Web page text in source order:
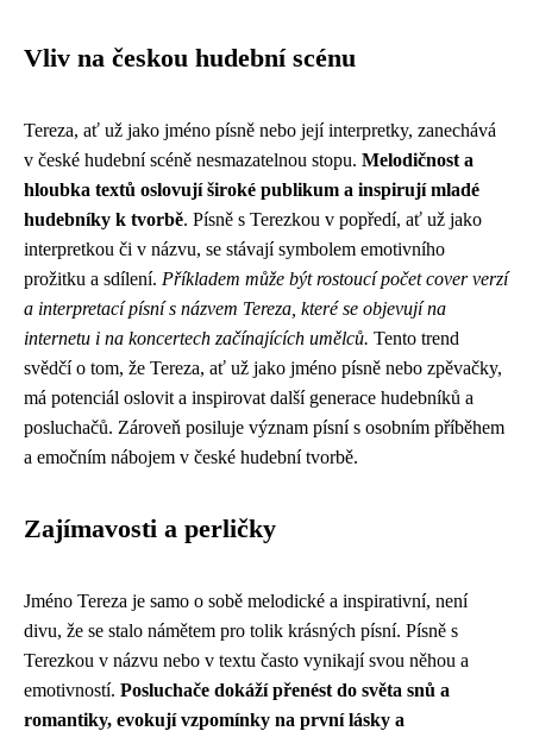
Vliv na českou hudební scénu
Tereza, ať už jako jméno písně nebo její interpretky, zanechává
v české hudební scéně nesmazatelnou stopu. Melodičnost a
hloubka textů oslovují široké publikum a inspirují mladé
hudebníky k tvorbě. Písně s Terezkou v popředí, ať už jako
interpretkou či v názvu, se stávají symbolem emotivního
prožitku a sdílení. Příkladem může být rostoucí počet cover verzí
a interpretací písní s názvem Tereza, které se objevují na
internetu i na koncertech začínajících umělců. Tento trend
svědčí o tom, že Tereza, ať už jako jméno písně nebo zpěvačky,
má potenciál oslovit a inspirovat další generace hudebníků a
posluchačů. Zároveň posiluje význam písní s osobním příběhem
a emočním nábojem v české hudební tvorbě.
Zajímavosti a perličky
Jméno Tereza je samo o sobě melodické a inspirativní, není
divu, že se stalo námětem pro tolik krásných písní. Písně s
Terezkou v názvu nebo v textu často vynikají svou něhou a
emotivností. Posluchače dokáží přenést do světa snů a
romantiky, evokují vzpomínky na první lásky a